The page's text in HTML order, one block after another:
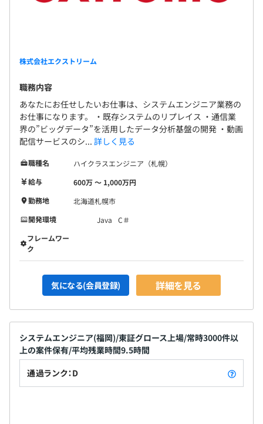
株式会社エクストリーム
職務内容
あなたにお任せしたいお仕事は、システムエンジニア業務の
お仕事になります。 ・既存システムのリプレイス ・通信業
界の”ビッグデータ”を活用したデータ分析基盤の開発 ・動画
配信サービスのシ... 詳しく見る
職種名
ハイクラスエンジニア（札幌）
給与
600万 〜 1,000万円
勤務地
北海道札幌市
開発環境
Java
C＃
フレームワー
ク
気になる(会員登録) 詳細を見る
システムエンジニア(福岡)/東証グロース上場/常時3000件以
上の案件保有/平均残業時間9.5時間
通過ランク：D